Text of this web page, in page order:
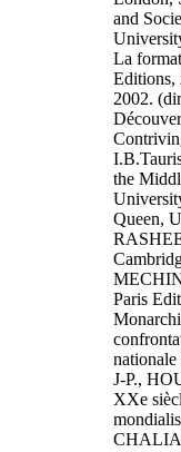
and
La
Editions,
2002.
the
Queen,
MECHIN
Paris
J-P.,
XXe